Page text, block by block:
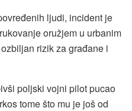
ljudi, incident je
oružjem u urbanim
rizik za građane i
poljski vojni pilot pucao
tome što mu je još od